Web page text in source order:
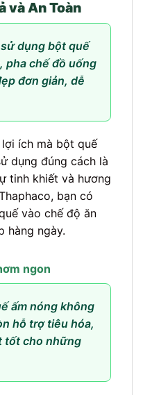
và An Toàn
dụng bột quế
pha chế đồ uống
đơn giản, dễ
ích mà bột quế
dụng đúng cách là
tinh khiết và hương
bạn có
vào chế độ ăn
hàng ngày.
ngon
ấm nóng không
hỗ trợ tiêu hóa,
tốt cho những